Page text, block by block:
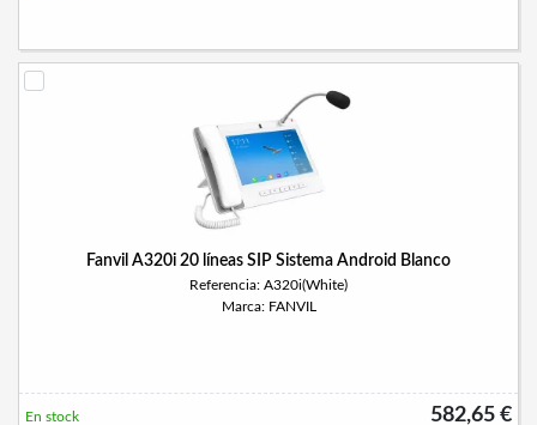
Fanvil A320i 20 líneas SIP Sistema Android Blanco
Referencia: A320i(White)
Marca: FANVIL
582,65 €
En stock